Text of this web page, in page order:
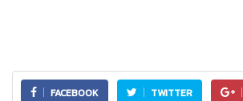
FACEBOOK TWITTER